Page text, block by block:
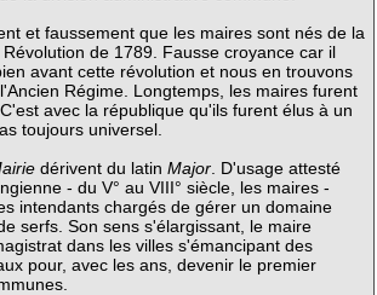
et faussement que les maires sont nés de la
de 1789. Fausse croyance car il
avant cette révolution et nous en trouvons
Régime. Longtemps, les maires furent
avec la république qu'ils furent élus à un
toujours universel.
dérivent du latin Major. D'usage attesté
- du V° au VIII° siècle, les maires -
intendants chargés de gérer un domaine
serfs. Son sens s'élargissant, le maire
dans les villes s'émancipant des
pour, avec les ans, devenir le premier